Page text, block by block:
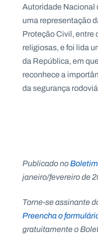
Autoridade Nacional
uma representação
Proteção Civil, entre
religiosas, e foi lida
da República, em
reconhece a
da segurança
Publicado no
janeiro/fevereiro de
Torne-se assinante
Preencha o
gratuitamente o